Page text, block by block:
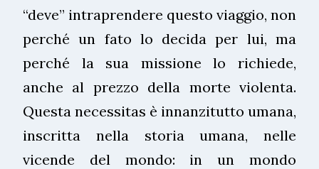
“deve” intraprendere questo viaggio, non
perché un fato lo decida per lui, ma
perché la sua missione lo richiede,
anche al prezzo della morte violenta.
Questa necessitas è innanzitutto umana,
inscritta nella storia umana, nelle
vicende del mondo: in un mondo